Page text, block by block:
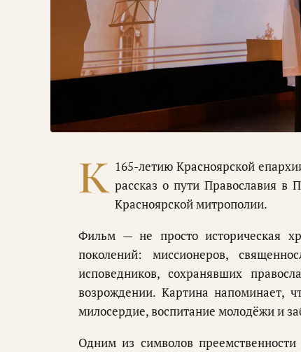
К 165-летию Красноярской
рассказ о пути Православия в
Красноярской митрополии.
Фильм — не просто историческая
поколений: миссионеров,
исповедников, сохранявших
возрождении. Картина напоминает,
милосердие, воспитание молодёжи и
Одним из символов преемственности